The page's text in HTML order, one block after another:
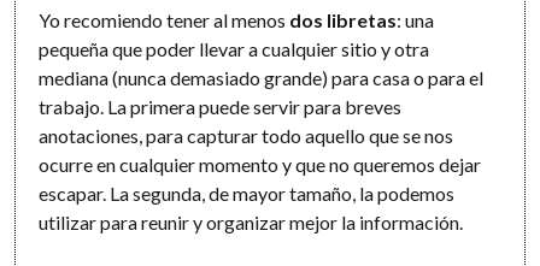
Yo recomiendo tener al menos dos libretas: una
pequeña que poder llevar a cualquier sitio y otra
mediana (nunca demasiado grande) para casa o para el
trabajo. La primera puede servir para breves
anotaciones, para capturar todo aquello que se nos
ocurre en cualquier momento y que no queremos dejar
escapar. La segunda, de mayor tamaño, la podemos
utilizar para reunir y organizar mejor la información.